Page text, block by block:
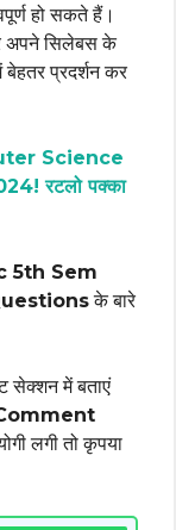
हो सकते हैं।
अपने सिलेबस के
प्रदर्शन कर
Science
रटलो पक्का
5th Sem
के बारे
सेक्शन में बताएं
लगी तो कृपया